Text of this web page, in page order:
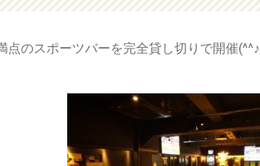
のスポーツバーを完全貸し切りで開催(^^♪